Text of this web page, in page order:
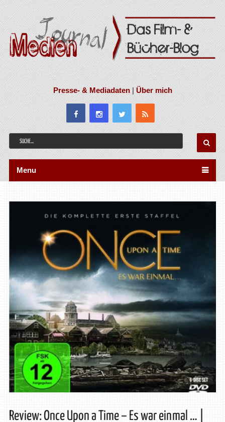
Presse- & Mediadaten|Über mich
Menu
Review: Once Upon a Time – Es war einmal … |